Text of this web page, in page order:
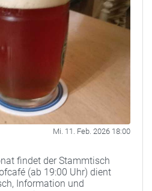
Mi. 11. Feb. 2026 18:00
findet der Stammtisch
(ab 19:00 Uhr) dient
Information und